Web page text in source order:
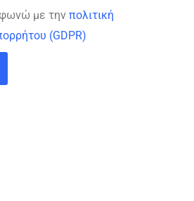
με την πολιτική
(GDPR)